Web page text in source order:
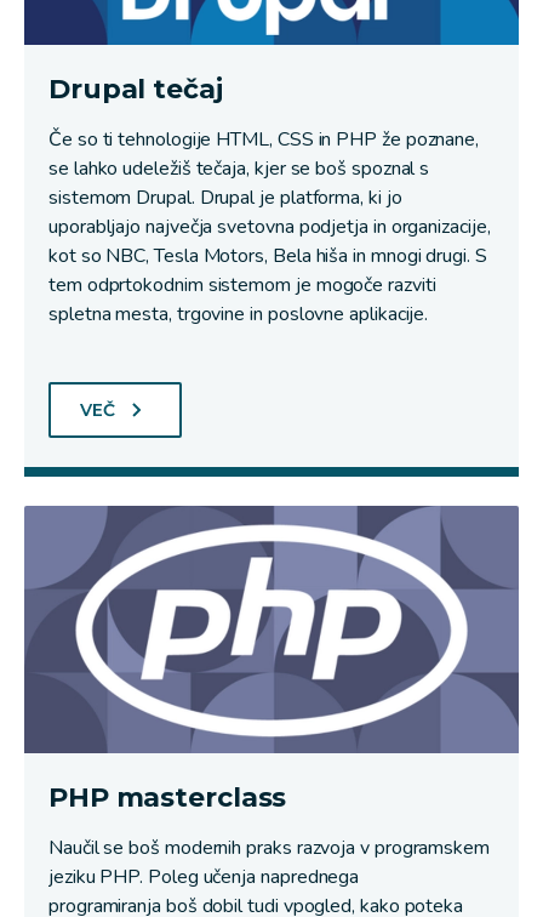
Drupal tečaj
Če so ti tehnologije HTML, CSS in PHP že poznane,
se lahko udeležiš tečaja, kjer se boš spoznal s
sistemom Drupal. Drupal je platforma, ki jo
uporabljajo največja svetovna podjetja in organizacije,
kot so NBC, Tesla Motors, Bela hiša in mnogi drugi. S
tem odprtokodnim sistemom je mogoče razviti
spletna mesta, trgovine in poslovne aplikacije.
VEČ
PHP masterclass
Naučil se boš modernih praks razvoja v programskem
jeziku PHP. Poleg učenja naprednega
programiranja boš dobil tudi vpogled, kako poteka